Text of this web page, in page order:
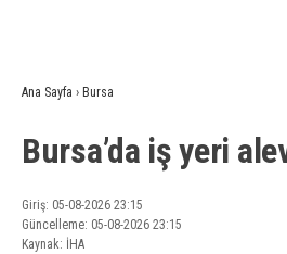
Ana Sayfa › Bursa
Bursa’da iş yeri
Giriş: 05-08-2026 23:15
Güncelleme: 05-08-2026 23:15
Kaynak: İHA